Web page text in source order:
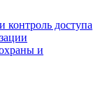
контроль доступа
и